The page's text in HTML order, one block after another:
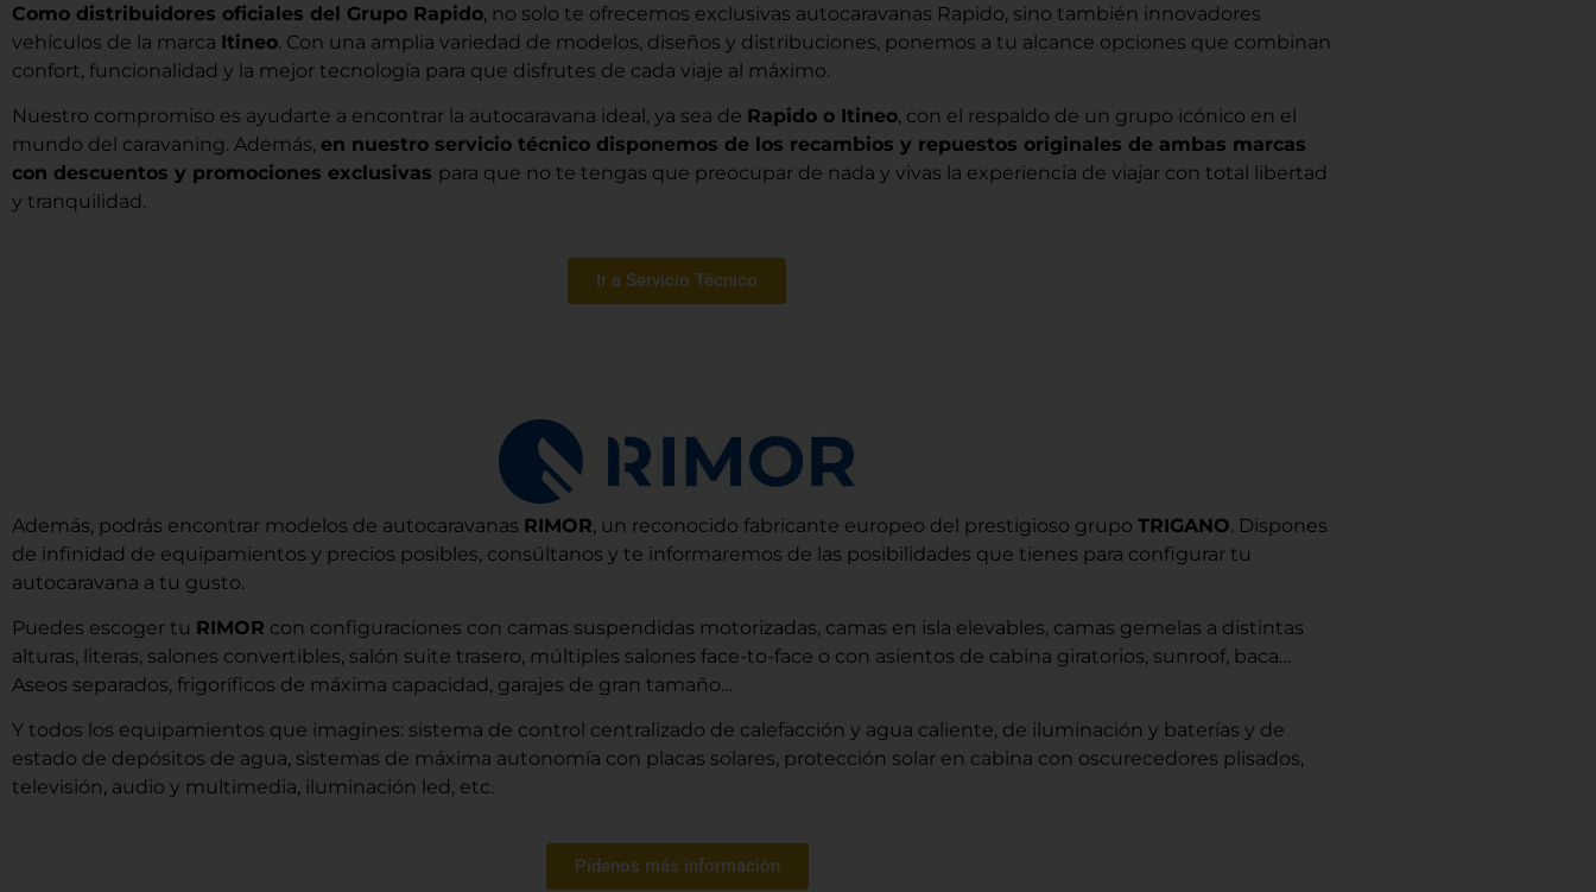
Como distribuidores oficiales del Grupo Rapido, no solo te ofrecemos exclusivas autocaravanas Rapido, sino también innovadores
vehículos de la marca Itineo. Con una amplia variedad de modelos, diseños y distribuciones, ponemos a tu alcance opciones que combinan
confort, funcionalidad y la mejor tecnología para que disfrutes de cada viaje al máximo.
Nuestro compromiso es ayudarte a encontrar la autocaravana ideal, ya sea de Rapido o Itineo, con el respaldo de un grupo icónico en el
mundo del caravaning. Además, en nuestro servicio técnico disponemos de los recambios y repuestos originales de ambas marcas
con descuentos y promociones exclusivas para que no te tengas que preocupar de nada y vivas la experiencia de viajar con total libertad
y tranquilidad.
Ir a Servicio Técnico
Además, podrás encontrar modelos de autocaravanas RIMOR, un reconocido fabricante europeo del prestigioso grupo TRIGANO. Dispones
de infinidad de equipamientos y precios posibles, consúltanos y te informaremos de las posibilidades que tienes para configurar tu
autocaravana a tu gusto.
Puedes escoger tu RIMOR con configuraciones con camas suspendidas motorizadas, camas en isla elevables, camas gemelas a distintas
alturas, literas, salones convertibles, salón suite trasero, múltiples salones face-to-face o con asientos de cabina giratorios, sunroof, baca…
Aseos separados, frigoríficos de máxima capacidad, garajes de gran tamaño…
Y todos los equipamientos que imagines: sistema de control centralizado de calefacción y agua caliente, de iluminación y baterías y de
estado de depósitos de agua, sistemas de máxima autonomía con placas solares, protección solar en cabina con oscurecedores plisados,
televisión, audio y multimedia, iluminación led, etc.
Pídenos más información